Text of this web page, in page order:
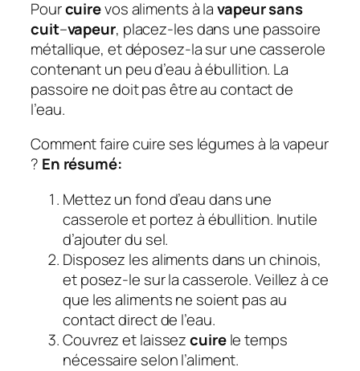
Pourcuirevos aliments à lavapeur sans
cuit–vapeur, placez-les dans une passoire
métallique, et déposez-la sur une casserole
contenant un peu d’eau à ébullition. La
passoire ne doit pas être au contact de
l’eau.
Comment faire cuire ses légumes à la vapeur
? En résumé:
Mettez un fond d’eau dans une
casserole et portez à ébullition. Inutile
d’ajouter du sel.
Disposez les aliments dans un chinois,
et posez-le sur la casserole. Veillez à ce
que les aliments ne soient pas au
contact direct de l’eau.
Couvrez et laissezcuirele temps
nécessaire selon l’aliment.